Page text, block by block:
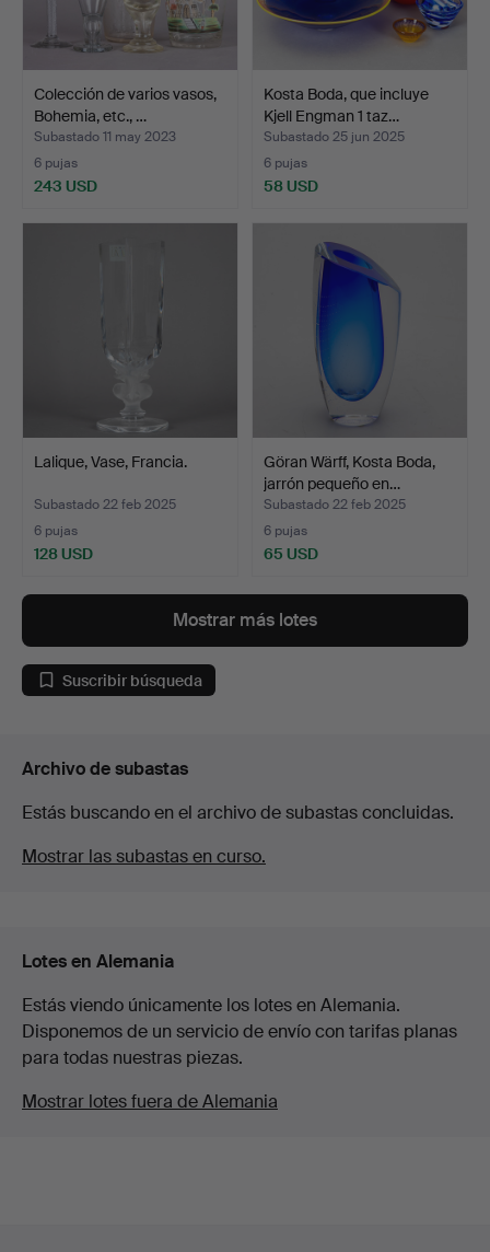
Colección de varios vasos,
Bohemia, etc., …
Subastado 11 may 2023
6 pujas
243 USD
Kosta Boda, que incluye
Kjell Engman 1 taz…
Subastado 25 jun 2025
6 pujas
58 USD
Lalique, Vase, Francia.
Subastado 22 feb 2025
6 pujas
128 USD
Göran Wärff, Kosta Boda,
jarrón pequeño en…
Subastado 22 feb 2025
6 pujas
65 USD
Mostrar más lotes
Suscribir búsqueda
Archivo de subastas
Estás buscando en el archivo de subastas concluidas.
Mostrar las subastas en curso.
Lotes en Alemania
Estás viendo únicamente los lotes en Alemania.
Disponemos de un servicio de envío con tarifas planas
para todas nuestras piezas.
Mostrar lotes fuera de Alemania